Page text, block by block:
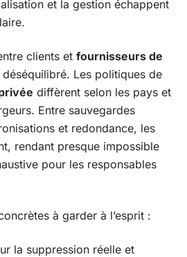
et la gestion échappent
clients et fournisseurs de
déséquilibré. Les politiques de
diffèrent selon les pays et
Entre sauvegardes
et redondance, les
rendant presque impossible
pour les responsables
à garder à l’esprit :
la suppression réelle et